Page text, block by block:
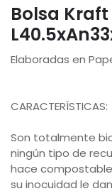
Bolsa
Elaboradas en
CARACTERÍSTICAS:
Son totalmente
ningún tipo de
hace
su inocuidad le